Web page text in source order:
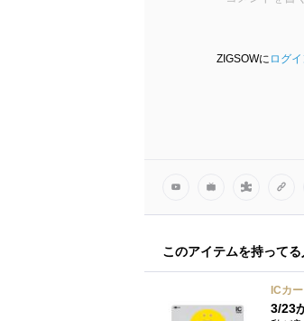
ZIGSOWに ログイ
このアイテムを持って
ICカ
3/23